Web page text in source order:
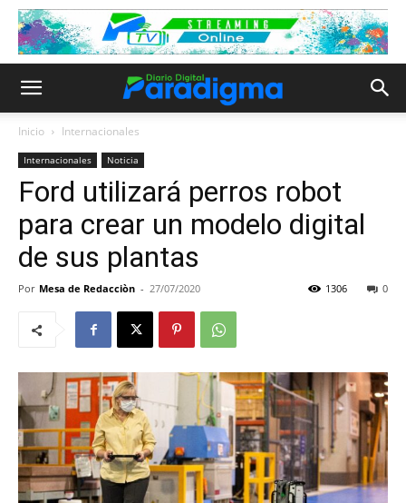
Inicio Internacionales
Internacionales Noticia
Ford utilizará perros robot
para crear un modelo digital
de sus plantas
Por Mesa de Redacciòn - 27/07/2020 0
1306